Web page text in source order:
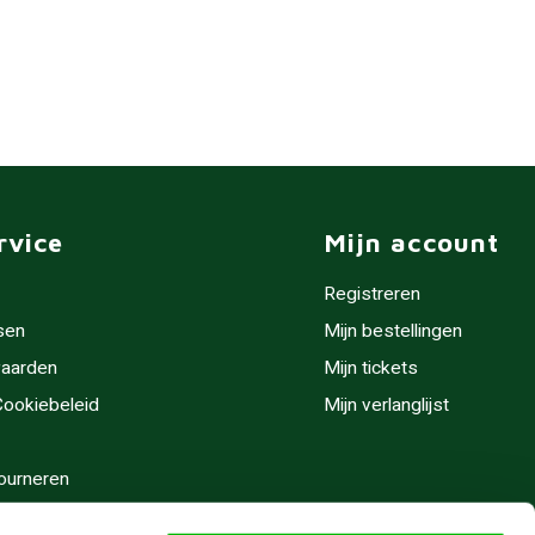
Mijn account
Registreren
Mijn bestellingen
Mijn tickets
Mijn verlanglijst